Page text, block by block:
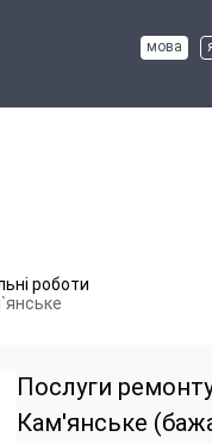
мова
роботи
Послуги
Кам'янське